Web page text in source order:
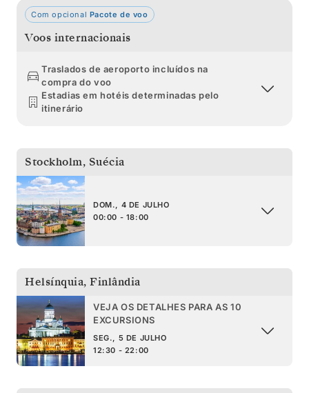
Com opcional Pacote de voo
Voos internacionais
Traslados de aeroporto incluídos na
compra do voo
Estadias em hotéis determinadas pelo
itinerário
Stockholm, Suécia
DOM., 4 DE JULHO
00:00 - 18:00
Helsínquia, Finlândia
VEJA OS DETALHES PARA AS 10
EXCURSIONS
SEG., 5 DE JULHO
12:30 - 22:00